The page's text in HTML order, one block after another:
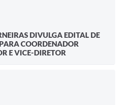
DIVULGA EDITAL DE
COORDENADOR
E VICE-DIRETOR